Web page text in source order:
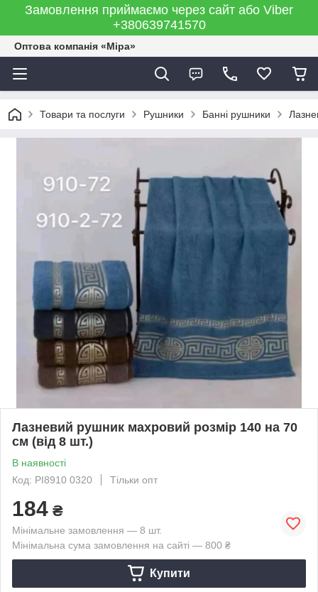
Замовлення приймаємо через сайт або Viber
+380639741570
Оптова компанія «Міра»
Товари та послуги Рушники Банні рушники
Лазневий рушник махровий розмір 140 на 70
см (від 8 шт.)
В наявності
Код: PI8910 0320
Тільки опт
184 ₴
Мінімальне замовлення — 8 шт.
Мінімальна сума замовлення на сайті — 800 ₴
Купити